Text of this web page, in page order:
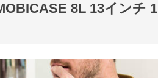
8L 13インチ 1